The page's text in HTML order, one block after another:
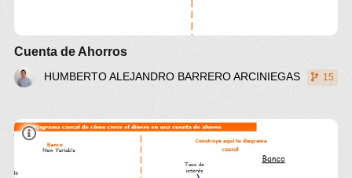
Cuenta de Ahorros
HUMBERTO ALEJANDRO BARRERO ARCINIEGAS 15